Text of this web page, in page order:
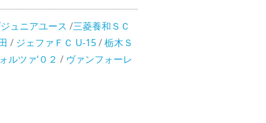
ュニアユース /三菱養和ＳＣ
/ ジェファＦＣ U-15/栃木Ｓ
ルツァ‘０２ / ヴァンフォーレ